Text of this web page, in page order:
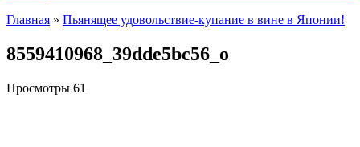
Главная » Пьянящее удовольствие-купание в вине в Японии!
8559410968_39dde5bc56_o
Просмотры 61